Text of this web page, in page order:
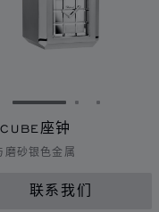
转到幻灯片 1转到幻灯
转到幻
座钟
磨砂银色金属
联系我们